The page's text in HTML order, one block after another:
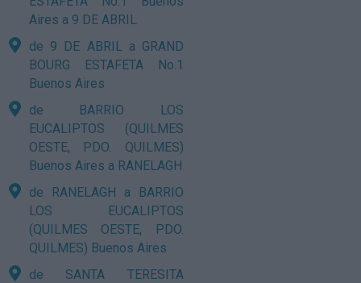
Aires a 9 DE ABRIL
de 9 DE ABRIL a GRAND
BOURG ESTAFETA No.1
Buenos Aires
de BARRIO LOS
EUCALIPTOS (QUILMES
OESTE, PDO. QUILMES)
Buenos Aires a RANELAGH
de RANELAGH a BARRIO
LOS EUCALIPTOS
(QUILMES OESTE, PDO.
QUILMES) Buenos Aires
de SANTA TERESITA